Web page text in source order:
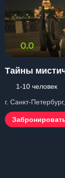
0.0
Тайны
1-10 человек
г. Санкт-